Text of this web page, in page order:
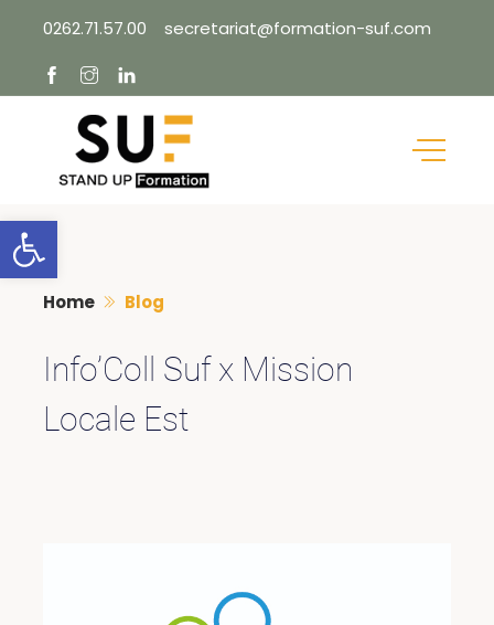
Ouvrir la barre d’outils
content
0262.71.57.00 secretariat@formation-suf.com
Home Blog
Info’Coll Suf x Mission
Locale Est